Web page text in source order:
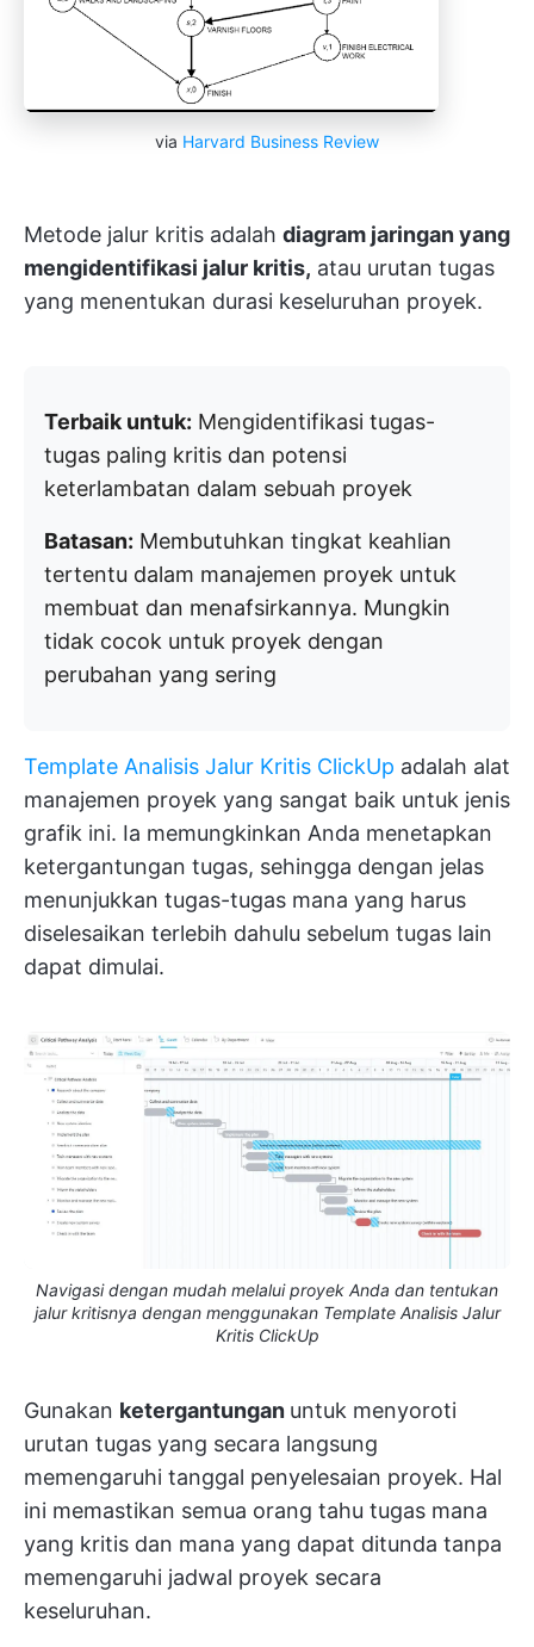
via Harvard Business Review
Metode jalur kritis adalah diagram jaringan yang
mengidentifikasi jalur kritis, atau urutan tugas
yang menentukan durasi keseluruhan proyek.
Terbaik untuk: Mengidentifikasi tugas-
tugas paling kritis dan potensi
keterlambatan dalam sebuah proyek
Batasan: Membutuhkan tingkat keahlian
tertentu dalam manajemen proyek untuk
membuat dan menafsirkannya. Mungkin
tidak cocok untuk proyek dengan
perubahan yang sering
Template Analisis Jalur Kritis ClickUp adalah alat
manajemen proyek yang sangat baik untuk jenis
grafik ini. Ia memungkinkan Anda menetapkan
ketergantungan tugas, sehingga dengan jelas
menunjukkan tugas-tugas mana yang harus
diselesaikan terlebih dahulu sebelum tugas lain
dapat dimulai.
Navigasi dengan mudah melalui proyek Anda dan tentukan
jalur kritisnya dengan menggunakan Template Analisis Jalur
Kritis ClickUp
Gunakan ketergantungan untuk menyoroti
urutan tugas yang secara langsung
memengaruhi tanggal penyelesaian proyek. Hal
ini memastikan semua orang tahu tugas mana
yang kritis dan mana yang dapat ditunda tanpa
memengaruhi jadwal proyek secara
keseluruhan.